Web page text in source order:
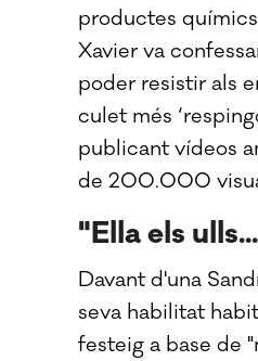
productes
Xavier va
poder resistir als
culet més
publicant vídeos
de 200.000
"Ella els
Davant d'una
seva habilitat
festeig a base de